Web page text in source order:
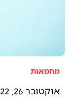
מחמאות
אוקטובר 26, 2022